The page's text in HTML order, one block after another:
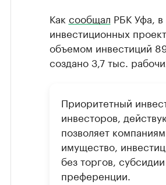
Как сообщал РБК Уфа,
инвестиционных
объемом инвестиций
создано 3,7 тыс.
Приоритетный
инвесторов,
позволяет
имущество,
без торгов,
преференции.